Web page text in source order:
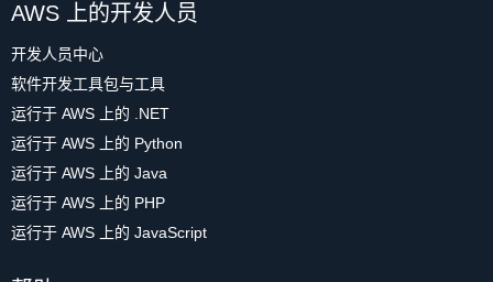
AWS 上的开发人员
开发人员中心
软件开发工具包与工具
运行于 AWS 上的 .NET
运行于 AWS 上的 Python
运行于 AWS 上的 Java
运行于 AWS 上的 PHP
运行于 AWS 上的 JavaScript